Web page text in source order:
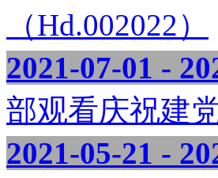
（Hd.002022）
2021-07-01 -
部观看庆祝建
2021-05-21 -